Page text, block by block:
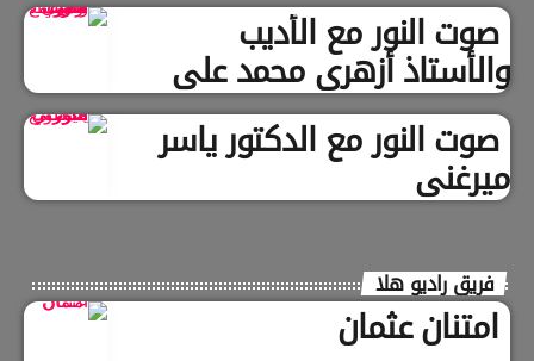
صوت النور مع الأديب
والأستاذ أزهري محمد علي
صوت النور مع الدكتور ياسر
ميرغني
فريق راديو هلا
امتنان عثمان